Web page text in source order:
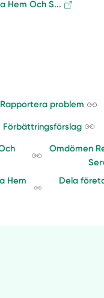
Hem Och S...
Rapportera problem
Förbättringsförslag
Omdömen
Hem
Dela